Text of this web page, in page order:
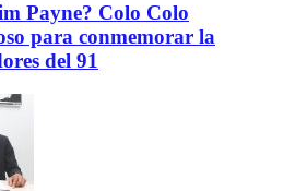
Payne? Colo Colo
para conmemorar la
del 91